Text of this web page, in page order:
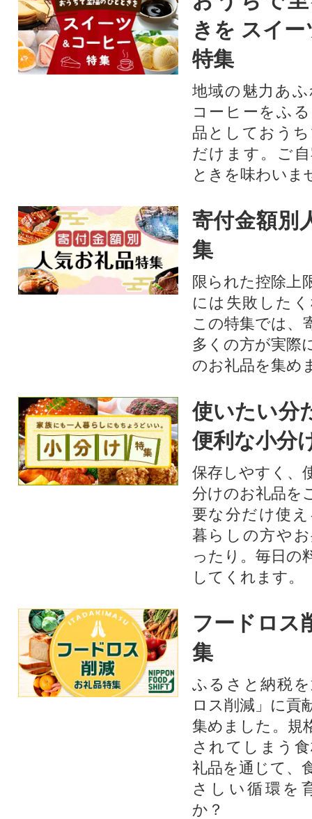
きを スイ
特集
地域の魅力あ
コーヒーをふ
品としておう
だけます。ご
ときを味わいま
寄付金額別
集
限られた控除上
には失敗した
この特集では、
多くの方が実際
のお礼品を集め
使いたい分
便利な小分
保存しやすく、
分けのお礼品を
要な分だけ使
暮らしの方や
ったり。毎日の
してくれます。
フードロス
集
ふるさと納税
ロス削減」に貢
集めました。規
されてしまう
礼品を通じて、
さしい循環を
か？​